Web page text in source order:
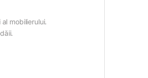
mobilierului.